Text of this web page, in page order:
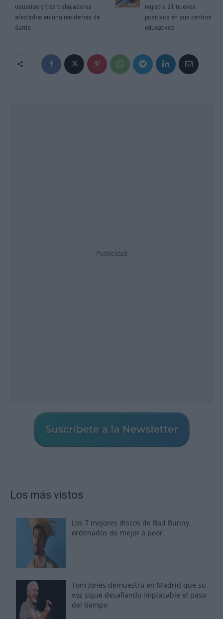
usuarios y tres trabajadores
afectados en una residencia de
Sarria
registra 21 nuevos
positivos en sus centros
educativos
Publicidad
Los más vistos
Los 7 mejores discos de Bad Bunny,
ordenados de mejor a peor
Tom Jones demuestra en Madrid que su
voz sigue desafiando implacable el paso
del tiempo